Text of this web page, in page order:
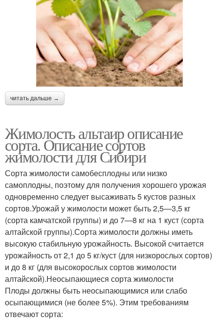
читать дальше →
Жимолость альтаир описание
сорта. Описание сортов
жимолости для Сибири
Сорта жимолости самобесплодны или низко
самоплодны, поэтому для получения хорошего урожая
одно­временно следует высаживать 5 кустов разных
сортов.Уро­жай у жимолости может быть 2,5—3,5 кг
(сорта камчатской группы) и до 7—8 кг на 1 куст (сорта
алтайской группы).Сорта жимолости должны иметь
высокую стабильную урожайность. Высокой считается
урожайность от 2,1 до 5 кг/куст (для низкорослых сортов)
и до 8 кг (для высокорослых сортов жимолости
алтайской).Неосыпающиеся сорта жимолости
Плоды должны быть неосыпающимися или слабо
осыпающимися (не более 5%). Этим требованиям
отвечают сорта: